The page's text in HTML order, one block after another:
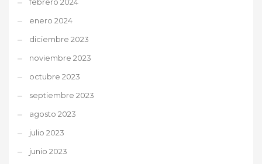
enero 2024
diciembre 2023
noviembre 2023
octubre 2023
septiembre 2023
agosto 2023
julio 2023
junio 2023